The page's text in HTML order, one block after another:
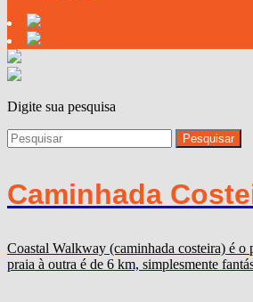
Digite sua pesquisa
Caminhada
Coastal Walkway (caminhada costeira) é o
praia à outra é de 6 km, simplesmente